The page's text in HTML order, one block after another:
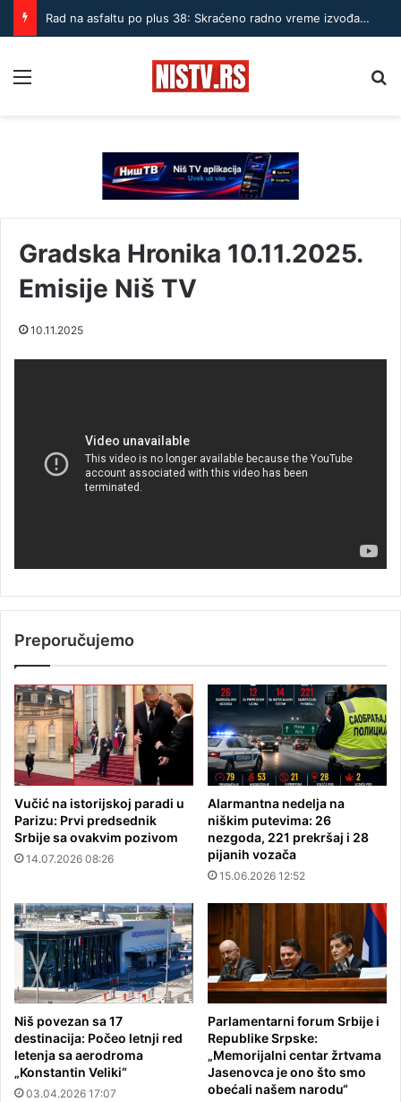
Rad na asfaltu po plus 38: Skraćeno radno vreme izvođača u Nišu
Gradska Hronika 10.11.2025.
Emisije Niš TV
10.11.2025
Preporučujemo
Vučić na istorijskoj paradi u
Parizu: Prvi predsednik
Srbije sa ovakvim pozivom
14.07.2026 08:26
Alarmantna nedelja na
niškim putevima: 26
nezgoda, 221 prekršaj i 28
pijanih vozača
15.06.2026 12:52
Niš povezan sa 17
destinacija: Počeo letnji red
letenja sa aerodroma
„Konstantin Veliki“
03.04.2026 17:07
Parlamentarni forum Srbije i
Republike Srpske:
„Memorijalni centar žrtvama
Jasenovca je ono što smo
obećali našem narodu“